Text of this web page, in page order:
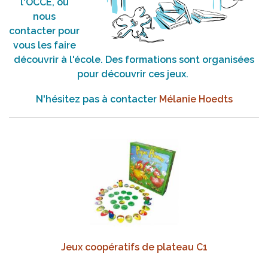
nous
contacter pour
vous les faire
découvrir à l'école. Des formations sont organisées
pour découvrir ces jeux.
N'hésitez pas à contacter Mélanie Hoedts
Jeux coopératifs de plateau C1